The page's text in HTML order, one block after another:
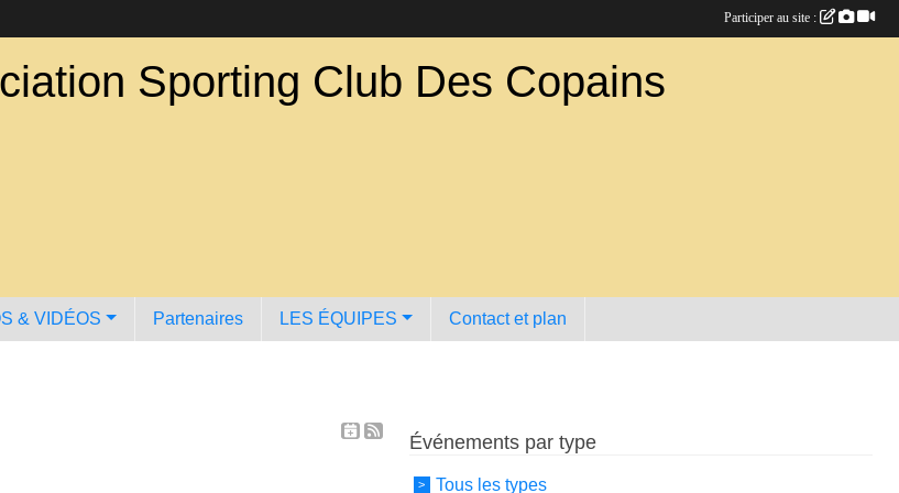
Sporting Club Des Copains
& VIDÉOS Partenaires LES ÉQUIPES Contact et plan
Événements par type
Tous les types
Participer au site :